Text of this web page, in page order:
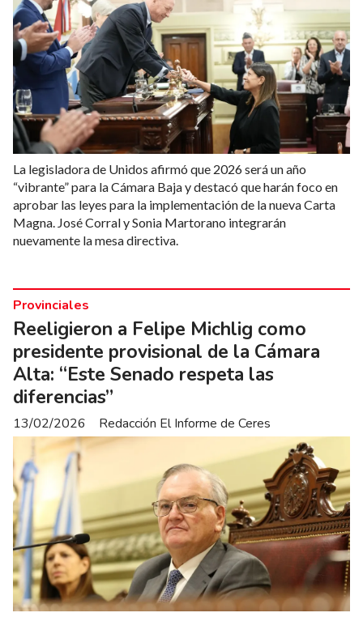
La legisladora de Unidos afirmó que 2026 será un año
“vibrante” para la Cámara Baja y destacó que harán foco en
aprobar las leyes para la implementación de la nueva Carta
Magna. José Corral y Sonia Martorano integrarán
nuevamente la mesa directiva.
Reeligieron a Felipe Michlig como
presidente provisional de la Cámara
Alta: “Este Senado respeta las
diferencias”
Redacción El Informe de Ceres
Provinciales
13/02/2026